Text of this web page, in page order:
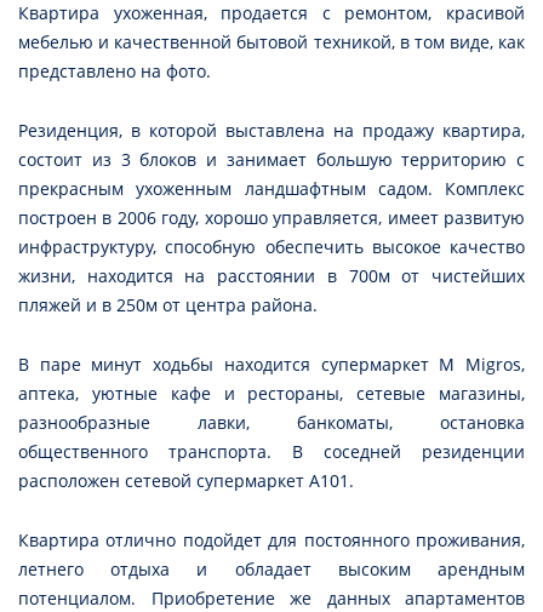
Квартира ухоженная, продается с ремонтом, красивой
мебелью и качественной бытовой техникой, в том виде, как
представлено на фото.
Резиденция, в которой выставлена на продажу квартира,
состоит из 3 блоков и занимает большую территорию с
прекрасным ухоженным ландшафтным садом. Комплекс
построен в 2006 году, хорошо управляется, имеет развитую
инфраструктуру, способную обеспечить высокое качество
жизни, находится на расстоянии в 700м от чистейших
пляжей и в 250м от центра района.
В паре минут ходьбы находится супермаркет M Migros,
аптека, уютные кафе и рестораны, сетевые магазины,
разнообразные лавки, банкоматы, остановка
общественного транспорта. В соседней резиденции
расположен сетевой супермаркет А101.
Квартира отлично подойдет для постоянного проживания,
летнего отдыха и обладает высоким арендным
потенциалом. Приобретение же данных апартаментов